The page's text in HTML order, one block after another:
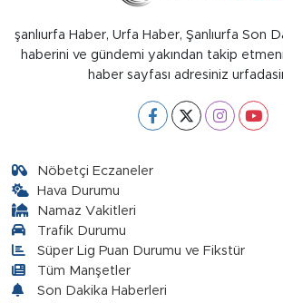
şanlıurfa Haber, Urfa Haber, Şanlıurfa Son
haberini ve gündemi yakından takip
haber sayfası adresiniz
Nöbetçi Eczaneler
Hava Durumu
Namaz Vakitleri
Trafik Durumu
Süper Lig Puan Durumu ve Fikstür
Tüm Manşetler
Son Dakika Haberleri